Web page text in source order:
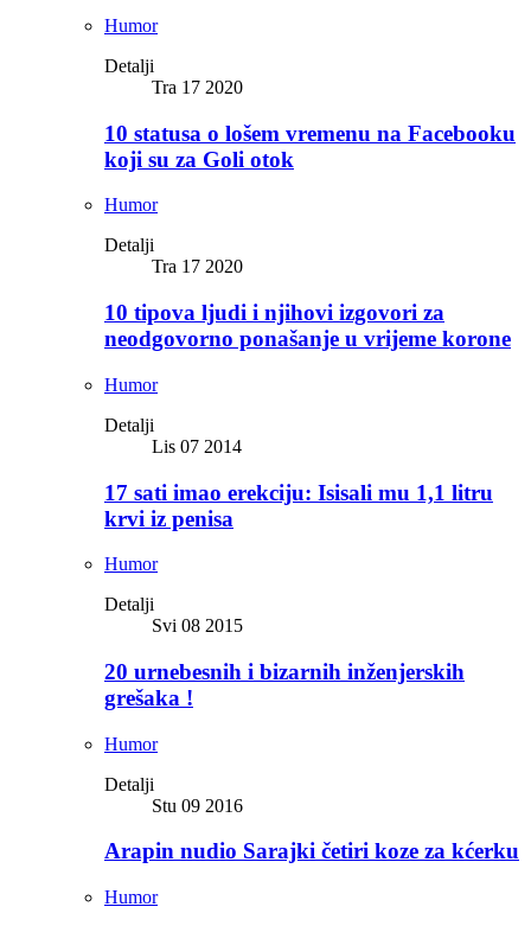
Humor
Detalji
Tra 17 2020
10 statusa o lošem vremenu na Facebooku
koji su za Goli otok
Humor
Detalji
Tra 17 2020
10 tipova ljudi i njihovi izgovori za
neodgovorno ponašanje u vrijeme korone
Humor
Detalji
Lis 07 2014
17 sati imao erekciju: Isisali mu 1,1 litru
krvi iz penisa
Humor
Detalji
Svi 08 2015
20 urnebesnih i bizarnih inženjerskih
grešaka !
Humor
Detalji
Stu 09 2016
Arapin nudio Sarajki četiri koze za kćerku
Humor